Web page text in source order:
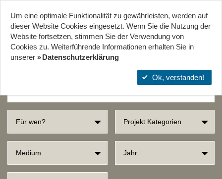
Start Projekte Orte
SUCHERGEBNISSE
Für wen? Projekt Kategorien
Medium Jahr
Um eine optimale Funktionalität zu gewährleisten, werden auf
dieser Website Cookies eingesetzt. Wenn Sie die Nutzung der
Website fort­setzen, stimmen Sie der Verwendung von
Cookies zu. Weiterführende Informationen erhalten Sie in
unserer
Datenschutzerklärung
Ok, verstanden!